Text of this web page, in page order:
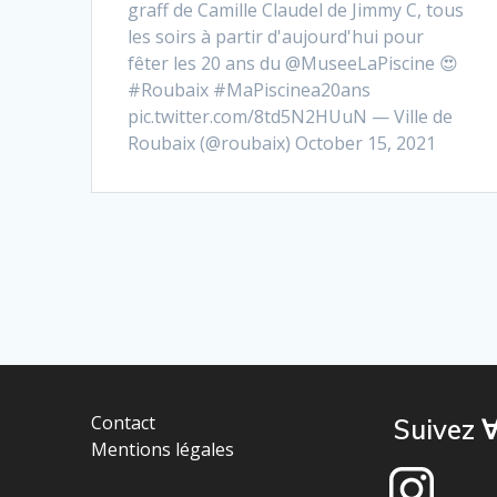
graff de Camille Claudel de Jimmy C, tous
les soirs à partir d'aujourd'hui pour
fêter les 20 ans du @MuseeLaPiscine 😍
#Roubaix #MaPiscinea20ans
pic.twitter.com/8td5N2HUuN — Ville de
Roubaix (@roubaix) October 15, 2021
Contact
Mentions légales
Suivez